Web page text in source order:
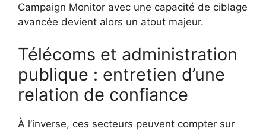
Campaign Monitor avec une capacité de ciblage
avancée devient alors un atout majeur.
Télécoms et administration
publique : entretien d’une
relation de confiance
À l’inverse, ces secteurs peuvent compter sur